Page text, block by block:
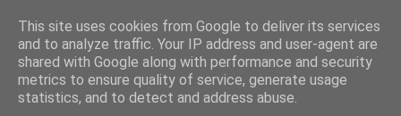
Pullollinen
This site uses cookies from Google to deliver its services
and to analyze traffic. Your IP address and user-agent are
shared with Google along with performance and security
metrics to ensure quality of service, generate usage
statistics, and to detect and address abuse.